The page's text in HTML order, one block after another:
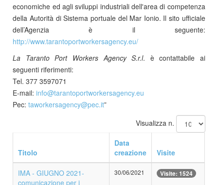
economiche ed agli sviluppi industriali dell'area di competenza
della Autorità di Sistema portuale del Mar Ionio. Il sito ufficiale
dell’Agenzia è il seguente:
http://www.tarantoportworkersagency.eu/
La Taranto Port Workers Agency S.r.l. è contattabile ai
seguenti riferimenti:
Tel. 377 3597071
E-mail:info​@​tarantoportworkersagency.eu
Pec:taworkersagency​@​pec.it”
Visualizza n.
Titolo
Data
creazione
Visite
IMA - GIUGNO 2021-
comunicazione per i
30/06/2021 Visite: 1524